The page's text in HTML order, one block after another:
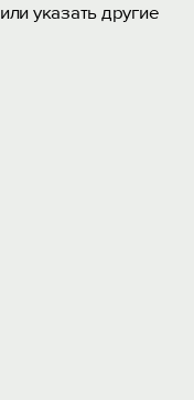
указать другие